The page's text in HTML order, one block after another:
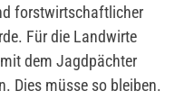
forstwirtschaftlicher
Für die Landwirte
dem Jagdpächter
Dies müsse so bleiben.